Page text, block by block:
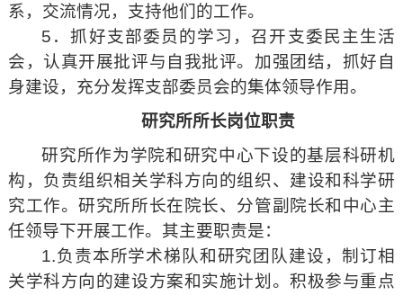
系，交流情况，支持他们的工作。
5．抓好支部委员的学习，召开支委民主生活
会，认真开展批评与自我批评。加强团结，抓好自
身建设，充分发挥支部委员会的集体领导作用。
研究所所长岗位职责
研究所作为学院和研究中心下设的基层科研机
构，负责组织相关学科方向的组织、建设和科学研
究工作。研究所所长在院长、分管副院长和中心主
任领导下开展工作。其主要职责是：
1.负责本所学术梯队和研究团队建设，制订相
关学科方向的建设方案和实施计划。积极参与重点